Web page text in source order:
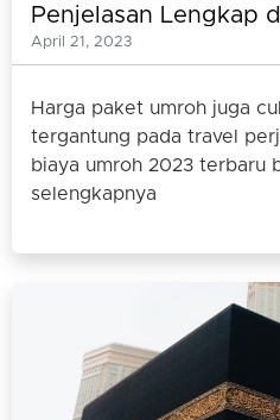
Penjelasan Lengkap
Umrohnya
April 21, 2023
Harga paket umroh juga
tergantung pada travel
biaya umroh 2023 terbaru
selengkapnya